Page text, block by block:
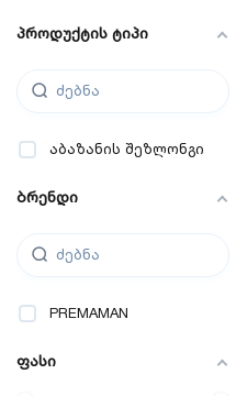
პროდუქტის ტიპი
აბაზანის შეზლონგი
ბრენდი
PREMAMAN
ფასი